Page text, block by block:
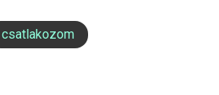
csatlakozom